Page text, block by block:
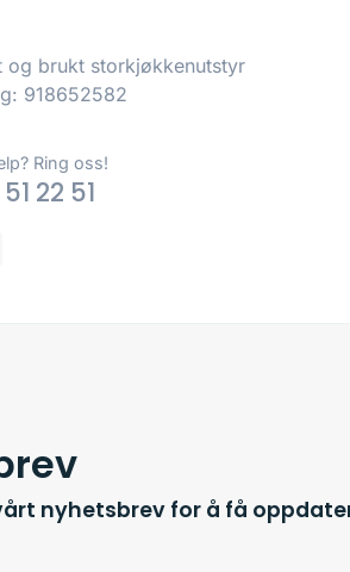
og brukt storkjøkkenutstyr
918652582
Ring oss!
22 51
nyhetsbrev for å få